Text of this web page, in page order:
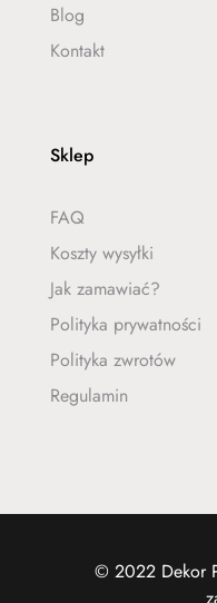
Blog
Kontakt
Sklep
FAQ
Koszty wysyłki
Jak zamawiać?
Polityka prywatności
Polityka zwrotów
Regulamin
© 2022 Dekor